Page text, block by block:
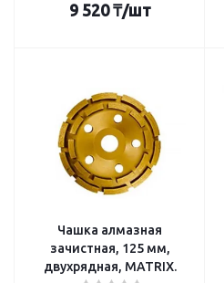
9 520₸/шт
Чашка алмазная
зачистная, 125 мм,
двухрядная, MATRIX.